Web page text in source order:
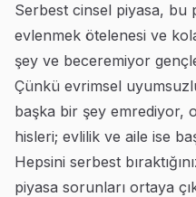
Serbest cinsel piyasa, bu
evlenmek ötelenesi ve
şey ve beceremiyor
Çünkü evrimsel
başka bir şey emrediyor,
hisleri; evlilik ve aile ise
Hepsini serbest
piyasa sorunları ortaya